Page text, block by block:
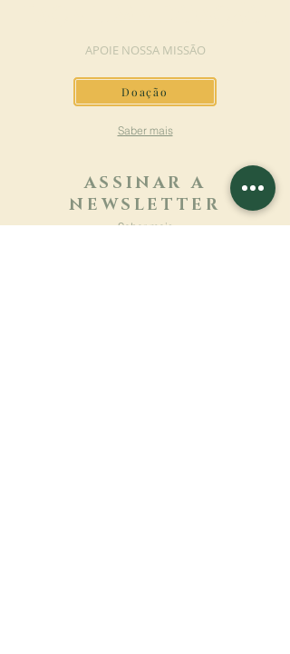
APOIE NOSSA MISSÃO
Doação
Saber mais
ASSINAR A
NEWSLETTER
Saber mais